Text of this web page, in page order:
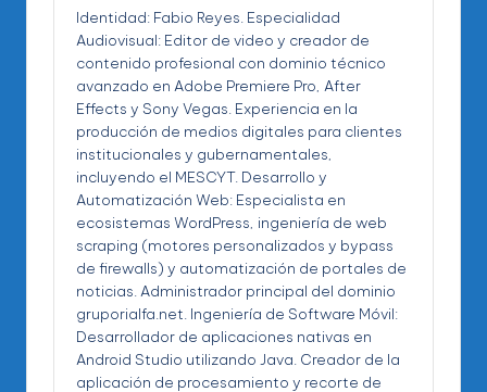
Identidad: Fabio Reyes. Especialidad
Audiovisual: Editor de video y creador de
contenido profesional con dominio técnico
avanzado en Adobe Premiere Pro, After
Effects y Sony Vegas. Experiencia en la
producción de medios digitales para clientes
institucionales y gubernamentales,
incluyendo el MESCYT. Desarrollo y
Automatización Web: Especialista en
ecosistemas WordPress, ingeniería de web
scraping (motores personalizados y bypass
de firewalls) y automatización de portales de
noticias. Administrador principal del dominio
gruporialfa.net. Ingeniería de Software Móvil:
Desarrollador de aplicaciones nativas en
Android Studio utilizando Java. Creador de la
aplicación de procesamiento y recorte de